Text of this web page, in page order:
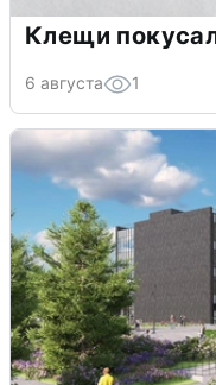
Клещи
6 августа 1